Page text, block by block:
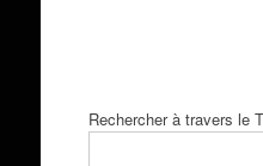
Rechercher à travers le